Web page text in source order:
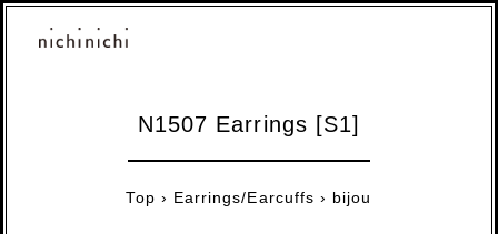
N1507 Earrings [S1]
Top › Earrings/Earcuffs › bijou